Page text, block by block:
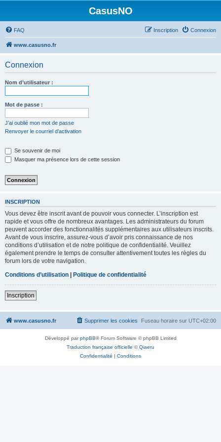
CasusNO
FAQ Connexion
Inscription
www.casusno.fr
Connexion
Nom d’utilisateur :
Mot de passe :
J’ai oublié mon mot de passe
Renvoyer le courriel d’activation
Se souvenir de moi
Masquer ma présence lors de cette session
INSCRIPTION
Vous devez être inscrit avant de pouvoir vous connecter. L’inscription est
rapide et vous offre de nombreux avantages. Les administrateurs du forum
peuvent accorder des fonctionnalités supplémentaires aux utilisateurs inscrits.
Avant de vous inscrire, assurez-vous d’avoir pris connaissance de nos
conditions d’utilisation et de notre politique de confidentialité. Veuillez
également prendre le temps de consulter attentivement toutes les règles du
forum lors de votre navigation.
Conditions d’utilisation | Politique de confidentialité
Inscription
www.casusno.fr Fuseau horaire sur UTC+02:00
Supprimer les cookies
Développé parphpBB® Forum Software © phpBB Limited
Traduction française officielle ©Qiaeru
Confidentialité | Conditions